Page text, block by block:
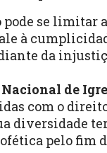
pode se limitar
à
da
de
com o
diversidade
pelo fim